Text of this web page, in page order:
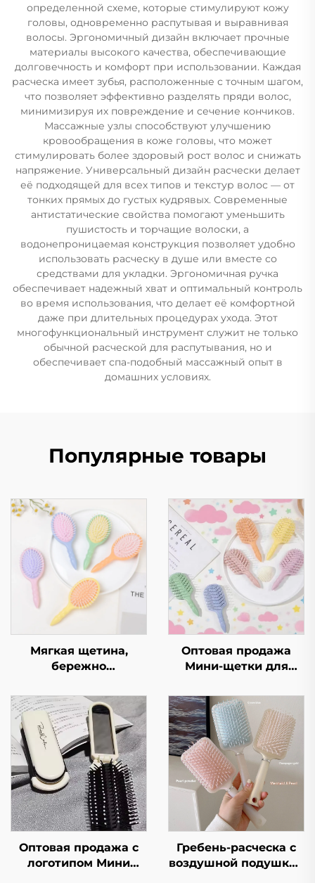
определенной схеме, которые стимулируют кожу
головы, одновременно распутывая и выравнивая
волосы. Эргономичный дизайн включает прочные
материалы высокого качества, обеспечивающие
долговечность и комфорт при использовании. Каждая
расческа имеет зубья, расположенные с точным шагом,
что позволяет эффективно разделять пряди волос,
минимизируя их повреждение и сечение кончиков.
Массажные узлы способствуют улучшению
кровообращения в коже головы, что может
стимулировать более здоровый рост волос и снижать
напряжение. Универсальный дизайн расчески делает
её подходящей для всех типов и текстур волос — от
тонких прямых до густых кудрявых. Современные
антистатические свойства помогают уменьшить
пушистость и торчащие волоски, а
водонепроницаемая конструкция позволяет удобно
использовать расческу в душе или вместе со
средствами для укладки. Эргономичная ручка
обеспечивает надежный хват и оптимальный контроль
во время использования, что делает её комфортной
даже при длительных процедурах ухода. Этот
многофункциональный инструмент служит не только
обычной расческой для распутывания, но и
обеспечивает спа-подобный массажный опыт в
домашних условиях.
Популярные товары
Мягкая щетина,
бережно
волосы, массажер
для головы с
воздушной подушкой
для роста волос,
товары для волос,
расческа
Оптовая продажа
Мини-щетки для
выпрямления
вьющихся волос для
детей Пластиковая
нейлоновая
маленькая
массажная щетка для
головы
Оптовая продажа с
логотипом Мини
Гребень-расческа с
воздушной подушкой